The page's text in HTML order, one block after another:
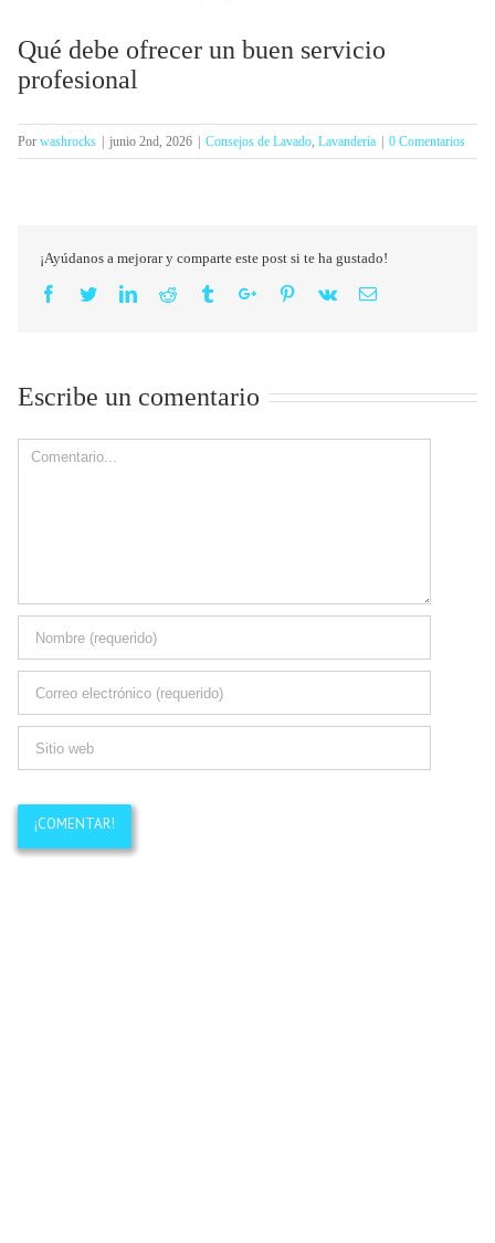
Qué debe ofrecer un buen servicio
profesional
Por washrocks junio 2nd, 2026 Consejos de Lavado, Lavandería 0 Comentarios
¡Ayúdanos a mejorar y comparte este post si te ha gustado!
Facebook
TwitterLinkedinReddit TumblrGoogle+Pinterest
Vk Email
Escribe un comentario
Comment